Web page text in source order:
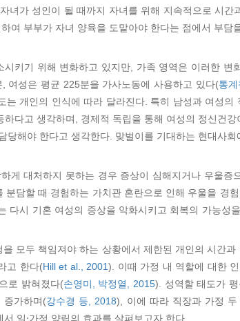
녀가 성인이 될 때까지 자녀를 위해 지속적으로 시
여 부부가 자녀 양육을 도맡아야 한다는 점에서 부
키기 위해 변화하고 있지만, 가족 영역은 이러한
여성은 평균 225분을 가사노동에 사용하고 있다(통
는 개인의 인식에 따라 달라진다. 특히 남성과 여성
다고 생각하며, 경제적 독립을 통해 여성의 정신건
해야 한다고 생각한다. 맞벌이를 기대하는 현대사
게 대처하지 못하는 경우 증상이 심해지거나 우울
담할 때 경험하는 가치관 혼란으로 인해 우울을 경
다시 기혼 여성의 증상을 악화시키고 회복의 가능성
모두 책임져야 하는 상황에서 제한된 개인의 시간
고 한다(Hill et al., 2001). 이때 가정 내 역할에 대한
로 밝혀졌다(손영미, 박정열, 2015). 성역할 태도가
증가하며(강수경 등, 2018), 이에 따라 직장과 가정
일⋅가정 양립의 효과를 살펴보고자 한다.